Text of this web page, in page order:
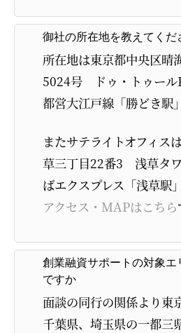
御社の所在地を教えてくだ
所在地は東京都中央区晴
5024号 ドゥ・トゥール
都営大江戸線「勝どき駅
またサテライトオフィス
草三丁目22番3 浅草タ
ばエクスプレス「浅草駅
アクセス・MAPはこちら
創業融資サポートの対象エ
ですか
面談の同行の関係より東
千葉県、埼玉県の一都三